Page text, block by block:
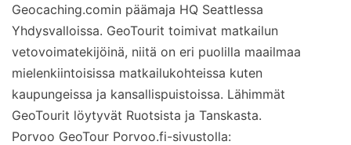
Geocaching.comin päämaja HQ Seattlessa
Yhdysvalloissa. GeoTourit toimivat matkailun
vetovoimatekijöinä, niitä on eri puolilla maailmaa
mielenkiintoisissa matkailukohteissa kuten
kaupungeissa ja kansallispuistoissa. Lähimmät
GeoTourit löytyvät Ruotsista ja Tanskasta.
Porvoo GeoTour Porvoo.fi-sivustolla: